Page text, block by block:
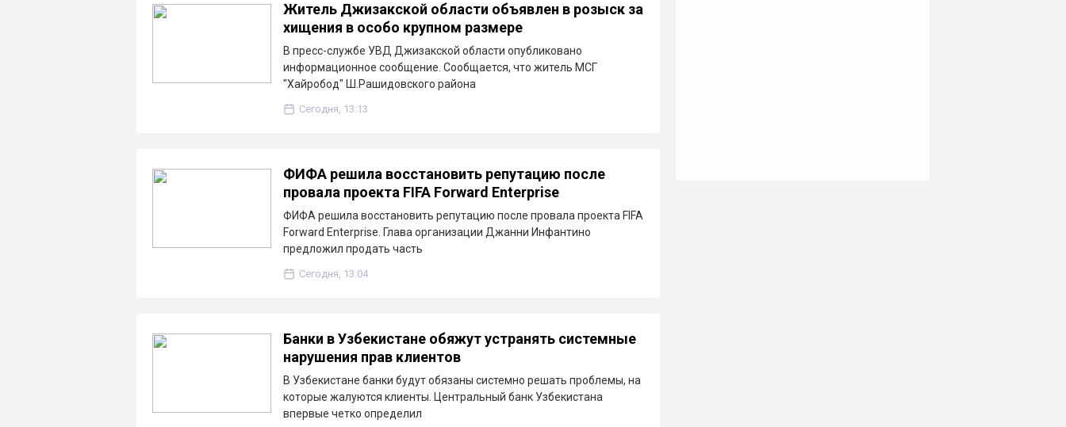
Житель Джизакской области объявлен в розыск за
хищения в особо крупном размере
В пресс-службе УВД Джизакской области опубликовано
информационное сообщение. Сообщается, что житель МСГ
"Хайробод" Ш.Рашидовского района
Сегодня, 13:13
ФИФА решила восстановить репутацию после
провала проекта FIFA Forward Enterprise
ФИФА решила восстановить репутацию после провала проекта FIFA
Forward Enterprise. Глава организации Джанни Инфантино
предложил продать часть
Сегодня, 13:04
Банки в Узбекистане обяжут устранять системные
нарушения прав клиентов
В Узбекистане банки будут обязаны системно решать проблемы, на
которые жалуются клиенты. Центральный банк Узбекистана
впервые четко определил